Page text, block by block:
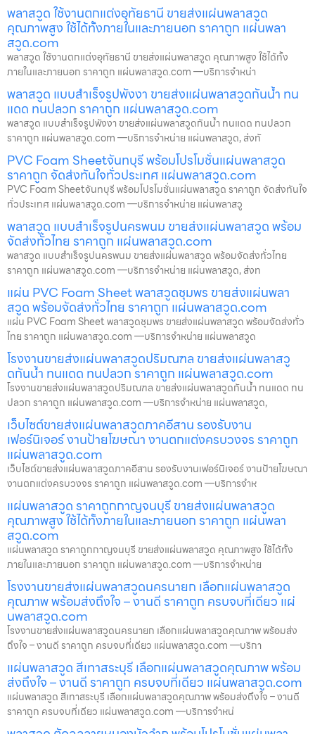
พลาสวูด ใช้งานตกแต่งอุทัยธานี ขายส่งแผ่นพลาสวูด
คุณภาพสูง ใช้ได้ทั้งภายในและภายนอก ราคาถูก แผ่นพลา
สวูด.com
พลาสวูด ใช้งานตกแต่งอุทัยธานี ขายส่งแผ่นพลาสวูด คุณภาพสูง ใช้ได้ทั้ง
ภายในและภายนอก ราคาถูก แผ่นพลาสวูด.com —บริการจำหน่า
พลาสวูด แบบสำเร็จรูปพังงา ขายส่งแผ่นพลาสวูดกันน้ำ ทน
แดด ทนปลวก ราคาถูก แผ่นพลาสวูด.com
พลาสวูด แบบสำเร็จรูปพังงา ขายส่งแผ่นพลาสวูดกันน้ำ ทนแดด ทนปลวก
ราคาถูก แผ่นพลาสวูด.com —บริการจำหน่าย แผ่นพลาสวูด, ส่งทั
PVC Foam Sheetจันทบุรี พร้อมโปรโมชั่นแผ่นพลาสวูด
ราคาถูก จัดส่งทันใจทั่วประเทศ แผ่นพลาสวูด.com
PVC Foam Sheetจันทบุรี พร้อมโปรโมชั่นแผ่นพลาสวูด ราคาถูก จัดส่งทันใจ
ทั่วประเทศ แผ่นพลาสวูด.com —บริการจำหน่าย แผ่นพลาสวู
พลาสวูด แบบสำเร็จรูปนครพนม ขายส่งแผ่นพลาสวูด พร้อม
จัดส่งทั่วไทย ราคาถูก แผ่นพลาสวูด.com
พลาสวูด แบบสำเร็จรูปนครพนม ขายส่งแผ่นพลาสวูด พร้อมจัดส่งทั่วไทย
ราคาถูก แผ่นพลาสวูด.com —บริการจำหน่าย แผ่นพลาสวูด, ส่งท
แผ่น PVC Foam Sheet พลาสวูดชุมพร ขายส่งแผ่นพลา
สวูด พร้อมจัดส่งทั่วไทย ราคาถูก แผ่นพลาสวูด.com
แผ่น PVC Foam Sheet พลาสวูดชุมพร ขายส่งแผ่นพลาสวูด พร้อมจัดส่งทั่ว
ไทย ราคาถูก แผ่นพลาสวูด.com —บริการจำหน่าย แผ่นพลาสวูด
โรงงานขายส่งแผ่นพลาสวูดปริมณฑล ขายส่งแผ่นพลาสวู
ดกันน้ำ ทนแดด ทนปลวก ราคาถูก แผ่นพลาสวูด.com
โรงงานขายส่งแผ่นพลาสวูดปริมณฑล ขายส่งแผ่นพลาสวูดกันน้ำ ทนแดด ทน
ปลวก ราคาถูก แผ่นพลาสวูด.com —บริการจำหน่าย แผ่นพลาสวูด,
เว็บไซต์ขายส่งแผ่นพลาสวูดภาคอีสาน รองรับงาน
เฟอร์นิเจอร์ งานป้ายโฆษณา งานตกแต่งครบวงจร ราคาถูก
แผ่นพลาสวูด.com
เว็บไซต์ขายส่งแผ่นพลาสวูดภาคอีสาน รองรับงานเฟอร์นิเจอร์ งานป้ายโฆษณา
งานตกแต่งครบวงจร ราคาถูก แผ่นพลาสวูด.com —บริการจำห
แผ่นพลาสวูด ราคาถูกกาญจนบุรี ขายส่งแผ่นพลาสวูด
คุณภาพสูง ใช้ได้ทั้งภายในและภายนอก ราคาถูก แผ่นพลา
สวูด.com
แผ่นพลาสวูด ราคาถูกกาญจนบุรี ขายส่งแผ่นพลาสวูด คุณภาพสูง ใช้ได้ทั้ง
ภายในและภายนอก ราคาถูก แผ่นพลาสวูด.com —บริการจำหน่าย
โรงงานขายส่งแผ่นพลาสวูดนครนายก เลือกแผ่นพลาสวูด
คุณภาพ พร้อมส่งถึงใจ – งานดี ราคาถูก ครบจบที่เดียว แผ่
นพลาสวูด.com
โรงงานขายส่งแผ่นพลาสวูดนครนายก เลือกแผ่นพลาสวูดคุณภาพ พร้อมส่ง
ถึงใจ – งานดี ราคาถูก ครบจบที่เดียว แผ่นพลาสวูด.com —บริกา
แผ่นพลาสวูด สีเทาสระบุรี เลือกแผ่นพลาสวูดคุณภาพ พร้อม
ส่งถึงใจ – งานดี ราคาถูก ครบจบที่เดียว แผ่นพลาสวูด.com
แผ่นพลาสวูด สีเทาสระบุรี เลือกแผ่นพลาสวูดคุณภาพ พร้อมส่งถึงใจ – งานดี
ราคาถูก ครบจบที่เดียว แผ่นพลาสวูด.com —บริการจำหน่